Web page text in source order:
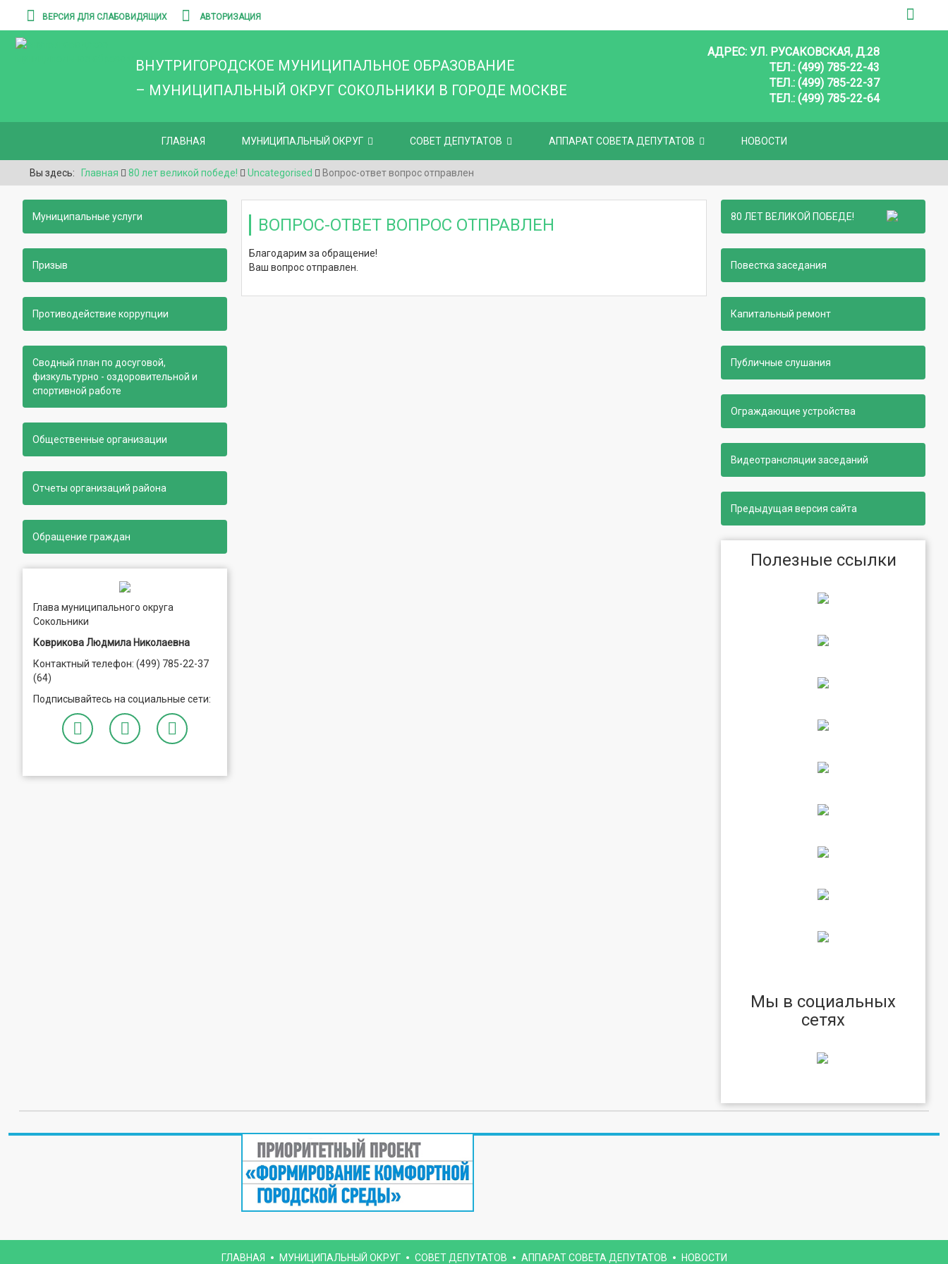
ВЕРСИЯ ДЛЯ СЛАБОВИДЯЩИХ АВТОРИЗАЦИЯ
ВНУТРИГОРОДСКОЕ МУНИЦИПАЛЬНОЕ ОБРАЗОВАНИЕ
– МУНИЦИПАЛЬНЫЙ ОКРУГ СОКОЛЬНИКИ В ГОРОДЕ МОСКВЕ
АДРЕС: УЛ. РУСАКОВСКАЯ, Д.28
ТЕЛ.: (499) 785-22-43
ТЕЛ.: (499) 785-22-37
ТЕЛ.: (499) 785-22-64
ГЛАВНАЯ МУНИЦИПАЛЬНЫЙ ОКРУГ СОВЕТ ДЕПУТАТОВ АППАРАТ СОВЕТА ДЕПУТАТОВ НОВОСТИ
Вы здесь: Главная 80 лет великой победе! Uncategorised Вопрос-ответ вопрос отправлен
Муниципальные услуги
Призыв
Противодействие коррупции
Сводный план по досуговой,
физкультурно - оздоровительной и
спортивной работе
Общественные организации
Отчеты организаций района
Обращение граждан
Глава муниципального округа
Сокольники
Коврикова Людмила Николаевна
Контактный телефон: (499) 785-22-37
(64)
Подписывайтесь на социальные сети:
ВОПРОС-ОТВЕТ ВОПРОС ОТПРАВЛЕН
Благодарим за обращение!
Ваш вопрос отправлен.
80 ЛЕТ ВЕЛИКОЙ ПОБЕДЕ!
Повестка заседания
Капитальный ремонт
Публичные слушания
Ограждающие устройства
Видеотрансляции заседаний
Предыдущая версия сайта
Полезные ссылки
Мы в социальных
сетях
ГЛАВНАЯ МУНИЦИПАЛЬНЫЙ ОКРУГ СОВЕТ ДЕПУТАТОВ АППАРАТ СОВЕТА ДЕПУТАТОВ НОВОСТИ